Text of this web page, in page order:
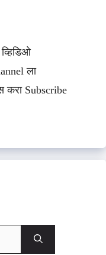
ला
करा Subscribe